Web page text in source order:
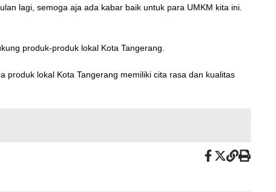
lagi, semoga aja ada kabar baik untuk para UMKM kita ini.
produk-produk lokal Kota Tangerang.
produk lokal Kota Tangerang memiliki cita rasa dan kualitas